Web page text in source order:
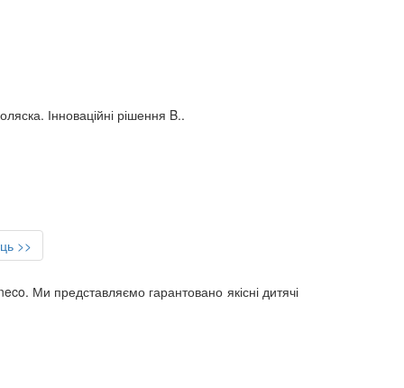
Інноваційні рішення B..
>>
Ми представляємо гарантовано якісні дитячі